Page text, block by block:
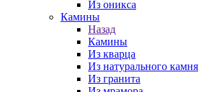
Из оникса
Камины
Назад
Камины
Из кварца
Из натурального камня
Из гранита